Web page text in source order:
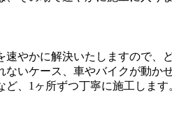
やかに解決いたしますので、
いケース、車やバイクが動か
、1ヶ所ずつ丁寧に施工します